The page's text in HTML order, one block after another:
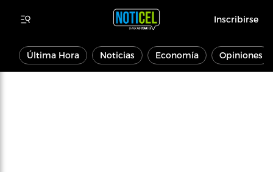
Inscribirse
Última Hora Noticias Economía Opiniones